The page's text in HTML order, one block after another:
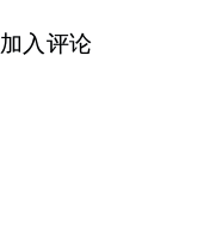
加入评论